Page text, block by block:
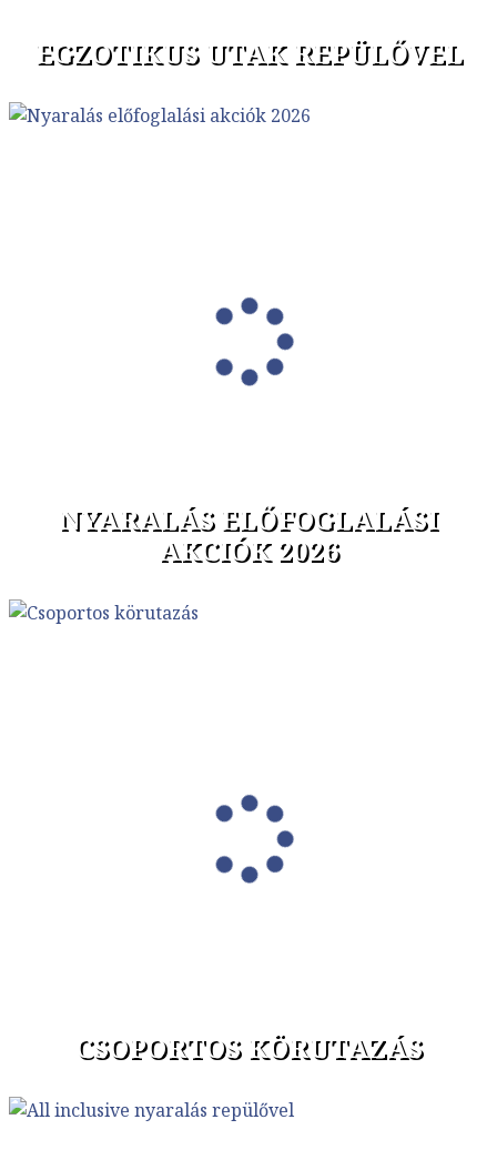
EGZOTIKUS UTAK REPÜLŐVEL
NYARALÁS ELŐFOGLALÁSI
AKCIÓK 2026
CSOPORTOS KÖRUTAZÁS